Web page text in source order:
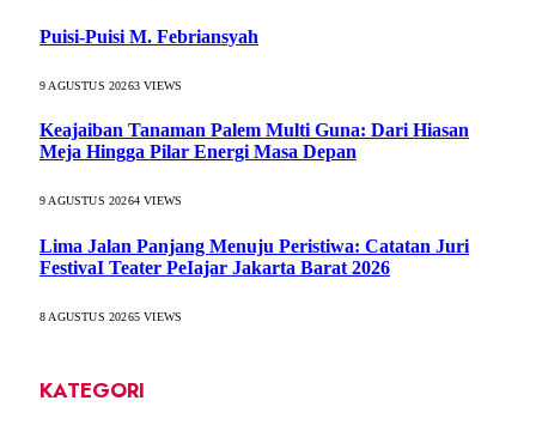
Puisi-Puisi M. Febriansyah
9 AGUSTUS 20263VIEWS
Keajaiban Tanaman Palem Multi Guna: Dari Hiasan
Meja Hingga Pilar Energi Masa Depan
9 AGUSTUS 20264VIEWS
Lima Jalan Panjang Menuju Peristiwa: Catatan Juri
FestivaI Teater PeIajar Jakarta Barat 2026
8 AGUSTUS 20265VIEWS
KATEGORI